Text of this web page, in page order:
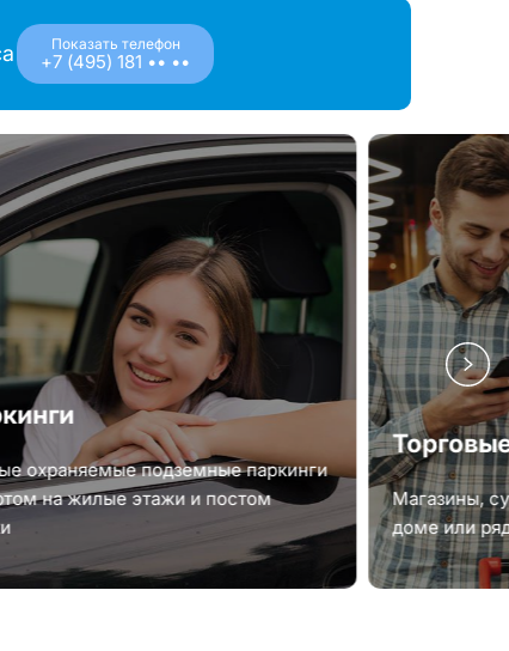
Показать телефон
+7 (495) 181 •• ••
охраняемые подземные паркинги
на жилые этажи и постом
Магазины,
доме или